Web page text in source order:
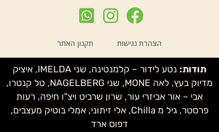
הצהרת נגישות תקנון האתר
תודות:
נטע לידור – קלמנטינה, שני IMELDA, איציק
מדיוק בעץ, לאה MONE, שני NAGELBERG, טל קנטרו,
אבי – אור אביזרי עור, שרון שרביט ויצ"ו חיפה, רעות
פרסטר, גיל מ Chilla, אלי זיתוני, אמלי בוטיק מעצבים,
דפוס ארד